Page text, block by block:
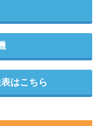
はこちら